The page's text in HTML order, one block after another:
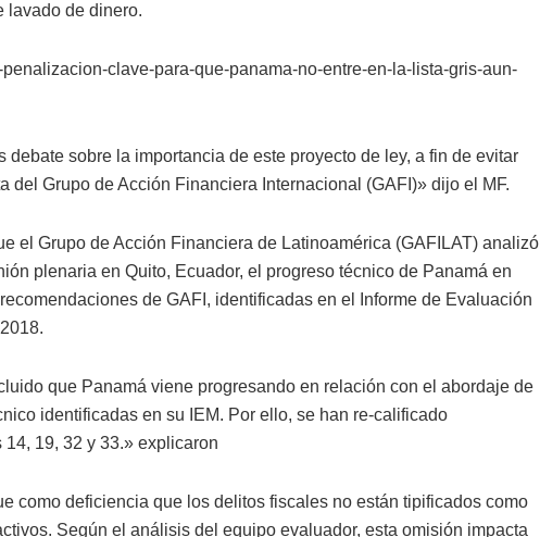
lavado de dinero.
clave-para-que-panama-no-entre-en-la-lista-gris-aun-
debate sobre la importancia de este proyecto de ley, a fin de evitar
del Grupo de Acción Financiera Internacional (GAFI)» dijo el MF.
el Grupo de Acción Financiera de Latinoamérica (GAFILAT) analizó
plenaria en Quito, Ecuador, el progreso técnico de Panamá en
de GAFI, identificadas en el Informe de Evaluación
que Panamá viene progresando en relación con el abordaje de
identificadas en su IEM. Por ello, se han re-calificado
19, 32 y 33.» explicaron
como deficiencia que los delitos fiscales no están tipificados como
Según el análisis del equipo evaluador, esta omisión impacta